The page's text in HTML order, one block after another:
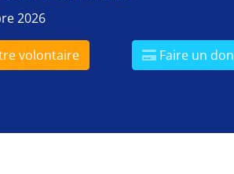
2026
volontaire Faire un don